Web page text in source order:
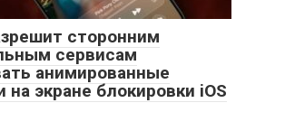
сторонним
сервисам
анимированные
на экране блокировки iOS